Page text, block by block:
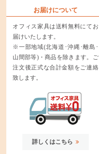
お届けについて
オフィス家具は送料無料にてお
届けいたします。
※一部地域(北海道･沖縄･離島･
山間部等)・商品を除きます。ご
注文後正式な合計金額をご連絡
致します。
詳しくはこちら